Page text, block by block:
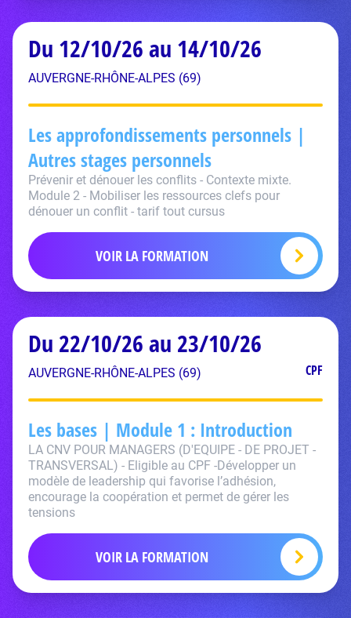
Du 12/10/26 au 14/10/26
AUVERGNE-RHÔNE-ALPES (69)
Les approfondissements personnels |
Autres stages personnels
Prévenir et dénouer les conflits - Contexte mixte.
Module 2 - Mobiliser les ressources clefs pour
dénouer un conflit - tarif tout cursus
VOIR LA FORMATION
Du 22/10/26 au 23/10/26
AUVERGNE-RHÔNE-ALPES (69) CPF
Les bases | Module 1 : Introduction
LA CNV POUR MANAGERS (D'EQUIPE - DE PROJET -
TRANSVERSAL) - Eligible au CPF -Développer un
modèle de leadership qui favorise l’adhésion,
encourage la coopération et permet de gérer les
tensions
VOIR LA FORMATION